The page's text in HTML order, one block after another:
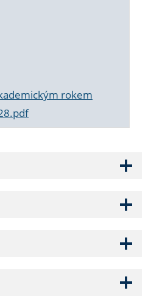
rokem